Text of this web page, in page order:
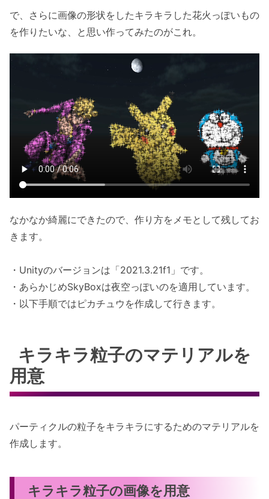
で、さらに画像の形状をしたキラキラした花火っぽいもの
を作りたいな、と思い作ってみたのがこれ。
なかなか綺麗にできたので、作り方をメモとして残してお
きます。
・Unityのバージョンは「2021.3.21f1」です。
・あらかじめSkyBoxは夜空っぽいのを適用しています。
・以下手順ではピカチュウを作成して行きます。
キラキラ粒子のマテリアルを
用意
パーティクルの粒子をキラキラにするためのマテリアルを
作成します。
キラキラ粒子の画像を用意